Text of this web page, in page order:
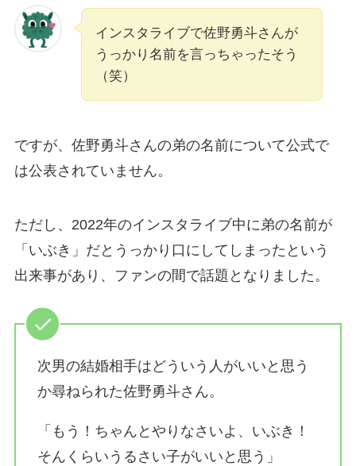
インスタライブで佐野勇斗さんが
うっかり名前を言っちゃったそう
（笑）
ですが、佐野勇斗さんの弟の名前について公式で
は公表されていません。
ただし、2022年のインスタライブ中に弟の名前が
「いぶき」だとうっかり口にしてしまったという
出来事があり、ファンの間で話題となりました。
次男の結婚相手はどういう人がいいと思う
か尋ねられた佐野勇斗さん。
「もう！ちゃんとやりなさいよ、いぶき！
そんくらいうるさい子がいいと思う」